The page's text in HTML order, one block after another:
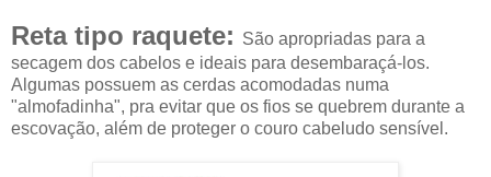
Reta tipo raquete: São apropriadas para a
secagem dos cabelos e ideais para desembaraçá-los.
Algumas possuem as cerdas acomodadas numa
"almofadinha", pra evitar que os fios se quebrem durante a
escovação, além de proteger o couro cabeludo sensível.